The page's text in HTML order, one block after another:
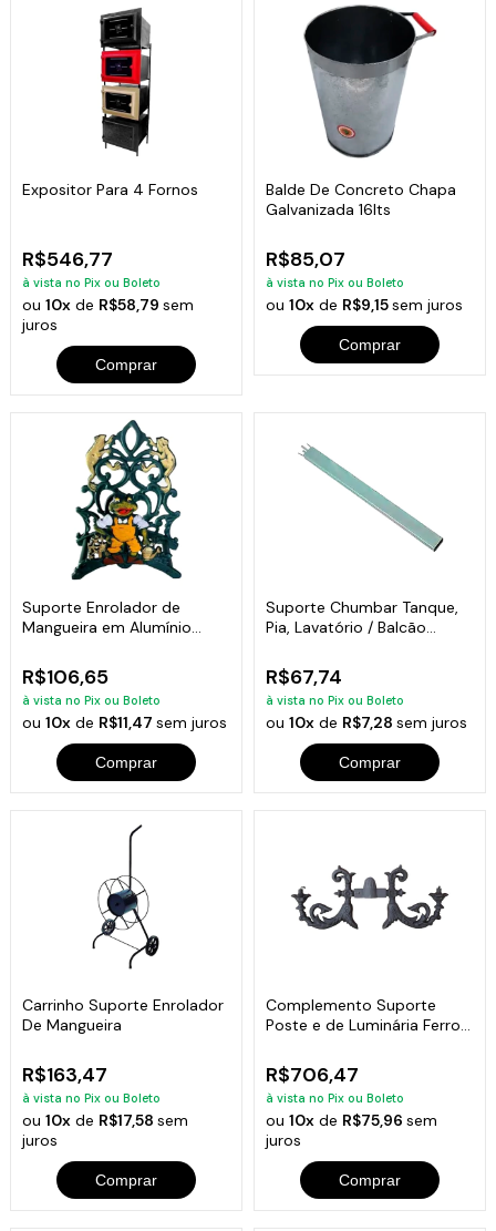
Expositor Para 4 Fornos
R$546,77
à vista no Pix ou Boleto
ou10x de R$58,79sem
juros
Comprar
Balde De Concreto Chapa
Galvanizada 16lts
R$85,07
à vista no Pix ou Boleto
ou 10xde R$9,15sem juros
Comprar
Suporte Enrolador de
Mangueira em Alumínio
R$106,65
à vista no Pix ou Boleto
ou10x de R$11,47sem juros
Comprar
Suporte Chumbar Tanque,
Pia, Lavatório / Balcão
R$67,74
à vista no Pix ou Boleto
ou 10xde R$7,28 sem juros
Comprar
Carrinho Suporte Enrolador
De Mangueira
R$163,47
à vista no Pix ou Boleto
ou10x de R$17,58sem
juros
Comprar
Complemento Suporte
Poste e de Luminária Ferro
R$706,47
à vista no Pix ou Boleto
ou 10xde R$75,96 sem
juros
Comprar